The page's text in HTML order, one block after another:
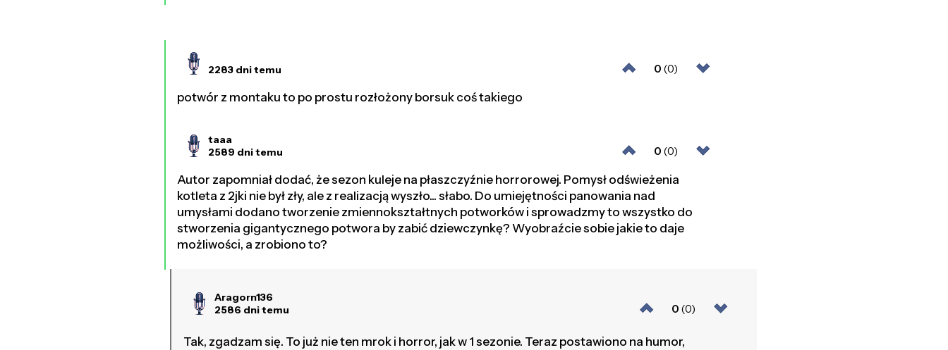
0 (0)
2283 dni temu
potwór z montaku to po prostu rozłożony borsuk coś takiego
0 (0)
taaa
2589 dni temu
Autor zapomniał dodać, że sezon kuleje na płaszczyźnie horrorowej. Pomysł odświeżenia
kotleta z 2jki nie był zły, ale z realizacją wyszło... słabo. Do umiejętności panowania nad
umysłami dodano tworzenie zmiennokształtnych potworków i sprowadzmy to wszystko do
stworzenia gigantycznego potwora by zabić dziewczynkę? Wyobraźcie sobie jakie to daje
możliwości, a zrobiono to?
0 (0)
Aragorn136
2586 dni temu
Tak, zgadzam się. To już nie ten mrok i horror, jak w 1 sezonie. Teraz postawiono na humor,